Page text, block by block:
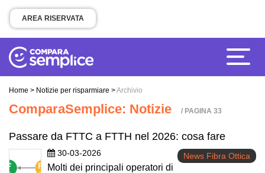
AREA RISERVATA
Home > Notizie per risparmiare >Archivio
ComparaSemplice: Notizie / PAGINA 33
Passare da FTTC a FTTH nel 2026: cosa fare
30-03-2026 News Fibra Ottica
Molti dei principali operatori di